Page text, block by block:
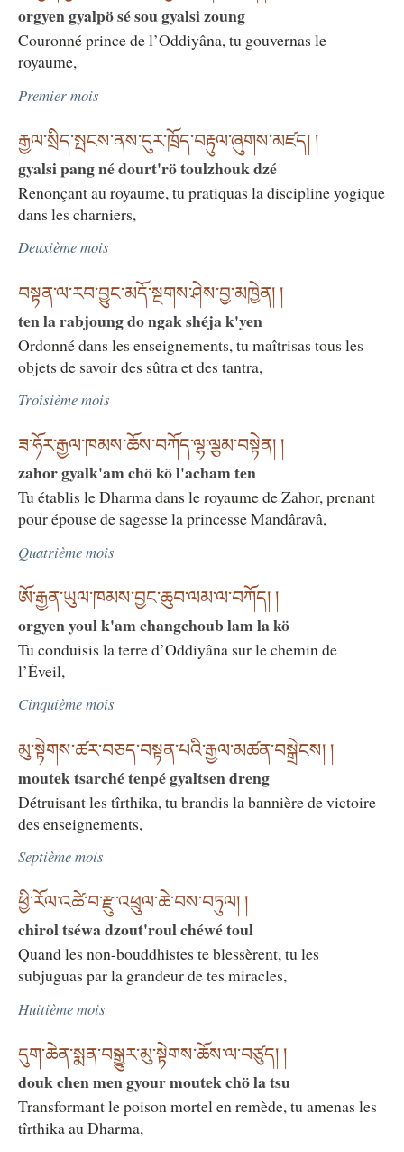
orgyen gyalpö sé sou gyalsi zoung
Couronné prince de l’Oddiyâna, tu gouvernas le
royaume,
Premier mois
རྒྱལ་སྲིད་སྤངས་ནས་དུར་ཁྲོད་བརྟུལ་ཞུགས་མཛད། །
gyalsi pang né dourt'rö toulzhouk dzé
Renonçant au royaume, tu pratiquas la discipline yogique
dans les charniers,
Deuxième mois
བསྟན་ལ་རབ་བྱུང་མདོ་སྔགས་ཤེས་བྱ་མཁྱེན། །
ten la rabjoung do ngak shéja k'yen
Ordonné dans les enseignements, tu maîtrisas tous les
objets de savoir des sûtra et des tantra,
Troisième mois
ཟ་ཧོར་རྒྱལ་ཁམས་ཆོས་བཀོད་ལྷ་ལྕམ་བསྟེན། །
zahor gyalk'am chö kö l'acham ten
Tu établis le Dharma dans le royaume de Zahor, prenant
pour épouse de sagesse la princesse Mandâravâ,
Quatrième mois
ཨོ་རྒྱན་ཡུལ་ཁམས་བྱང་ཆུབ་ལམ་ལ་བཀོད། །
orgyen youl k'am changchoub lam la kö
Tu conduisis la terre d’Oddiyâna sur le chemin de
l’Éveil,
Cinquième mois
མུ་སྟེགས་ཚར་བཅད་བསྟན་པའི་རྒྱལ་མཚན་བསྒྲེངས། །
moutek tsarché tenpé gyaltsen dreng
Détruisant les tîrthika, tu brandis la bannière de victoire
des enseignements,
Septième mois
ཕྱི་རོལ་འཚེ་བ་རྫུ་འཕྲུལ་ཆེ་བས་བཏུལ། །
chirol tséwa dzout'roul chéwé toul
Quand les non-bouddhistes te blessèrent, tu les
subjuguas par la grandeur de tes miracles,
Huitième mois
དུག་ཆེན་སྨན་བསྒྱུར་མུ་སྟེགས་ཆོས་ལ་བཙུད། །
douk chen men gyour moutek chö la tsu
Transformant le poison mortel en remède, tu amenas les
tîrthika au Dharma,